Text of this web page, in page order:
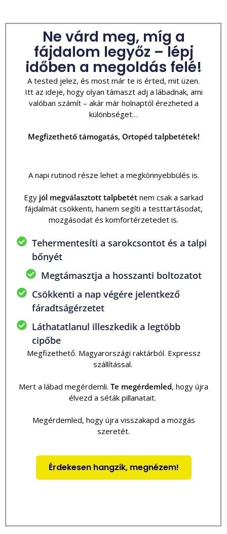
Ne várd meg, míg a
fájdalom legyőz – lépj
időben a megoldás felé!
A tested jelez, és most már te is érted, mit üzen.
Itt az ideje, hogy olyan támaszt adj a lábadnak, ami
valóban számít – akár már holnaptól érezheted a
különbséget…
Megfizethető támogatás, Ortopéd talpbetétek!
A napi rutinod része lehet a megkönnyebbülés is.
Egy jól megválasztott talpbetét nem csak a sarkad
fájdalmát csökkenti, hanem segíti a testtartásodat,
mozgásodat és komfortérzetedet is.
Tehermentesíti a sarokcsontot és a talpi
bőnyét
Megtámasztja a hosszanti boltozatot
Csökkenti a nap végére jelentkező
fáradtságérzetet
Láthatatlanul illeszkedik a legtöbb
cipőbe
Megfizethető. Magyarországi raktárból. Expressz
szállítással.
Mert a lábad megérdemli. Te megérdemled, hogy újra
élvezd a séták pillanatait.
Megérdemled, hogy újra visszakapd a mozgás
szeretét.
Érdekesen hangzik, megnézem!